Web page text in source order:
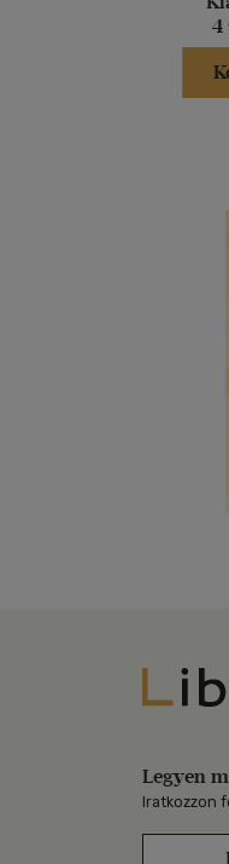
4
Legyen
Iratkozzon